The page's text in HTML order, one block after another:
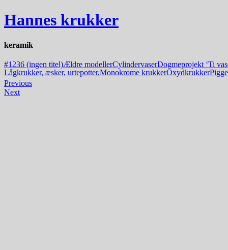
Hannes krukker
keramik
#1236 (ingen titel)Ældre modellerCylindervaserDogmeprojekt ‘Ti
Lågkrukker, æsker, urtepotter.Monokrome krukkerOxydkrukker
Previous
Next